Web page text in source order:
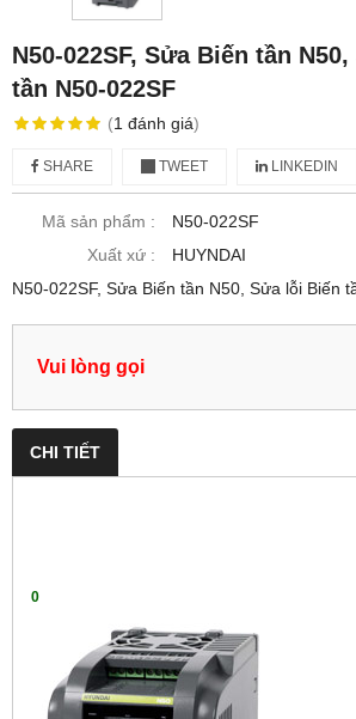
N50-022SF, Sửa Biến tần
tần N50-022SF
(1 đánh giá)
SHARE TWEET LINKEDIN
Mã sản phẩm :
N50-022SF
Xuất xứ :
HUYNDAI
N50-022SF, Sửa Biến tần N50, Sửa lỗi Biến
Vui lòng gọi
CHI TIẾT
0